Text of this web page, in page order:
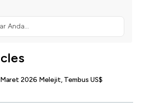
Anda...
2026 Melejit, Tembus US$